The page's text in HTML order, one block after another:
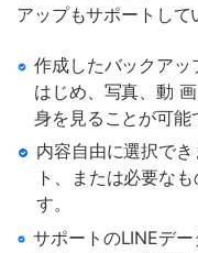
アップもサポートして
作成したバックアッ
はじめ、写真、動
身を見ることが可能
内容自由に選択で
ト、または必要なも
す。
サポートのLINEデ